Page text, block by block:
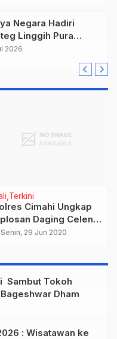
Negara Hadiri
Linggih Pura
Desa Adat Peraupan
2026
Terkini
Cimahi Ungkap
Daging Celeng
Bakso
Senin, 29 Jun 2020
Sambut Tokoh
Dham
: Wisatawan ke